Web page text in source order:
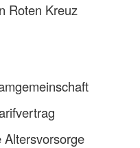
Roten Kreuz